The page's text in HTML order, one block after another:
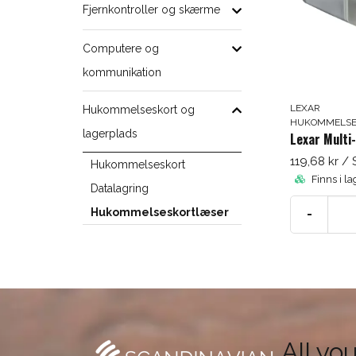
Fjernkontroller og skærme
Computere og
kommunikation
Hukommelseskort og
lagerplads
Hukommelseskort
Datalagring
Hukommelseskortlæser
LEXAR
119,68 kr /
Finns i
-